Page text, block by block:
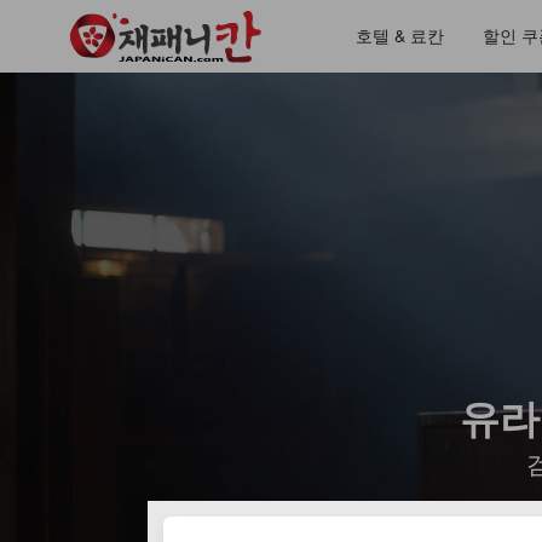
호텔 & 료칸 할인
유